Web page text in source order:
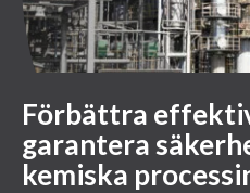
Förbättra
garantera
kemiska